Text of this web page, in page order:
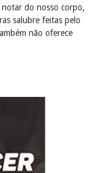
do nosso corpo,
salubre feitas pelo
não oferece